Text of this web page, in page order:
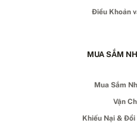
Điều Khoản
MUA SẮM
Mua Sắm
Vận
Khiếu Nại & Đổi